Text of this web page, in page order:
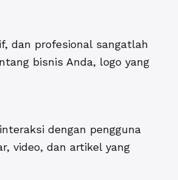
dan profesional sangatlah
bisnis Anda, logo yang
dengan pengguna
video, dan artikel yang